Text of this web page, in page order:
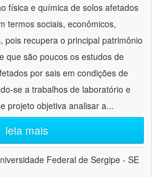
física e química de solos afetados
termos sociais, econômicos,
pois recupera o principal patrimônio
que são poucos os estudos de
por sais em condições de
se a trabalhos de laboratório e
projeto objetiva analisar a...
leia mais
Federal de Sergipe - SE